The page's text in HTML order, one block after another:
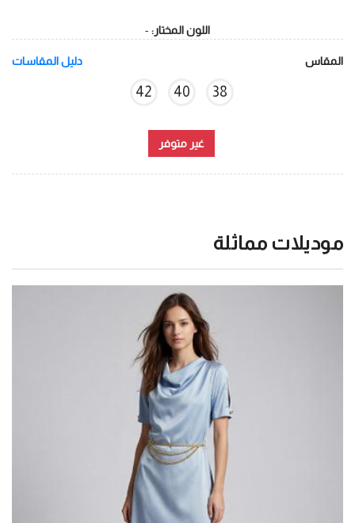
اللون المختار: -
المقاس دليل المقاسات
38
40
42
غير متوفر
موديلات مماثلة